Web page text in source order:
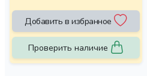
Добавить в избранное
Проверить наличие